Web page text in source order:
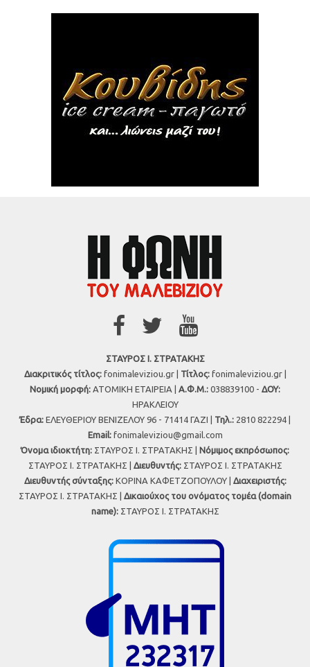
ΣΤΑΥΡΟΣ Ι. ΣΤΡΑΤΑΚΗΣ
Διακριτικός τίτλος:fonimaleviziou.gr | Τίτλος:fonimaleviziou.gr |
Νομική μορφή: ΑΤΟΜΙΚΗ ΕΤΑΙΡΕΙΑ | Α.Φ.Μ.: 038839100 - ΔΟΥ:
ΗΡΑΚΛΕΙΟΥ
Έδρα: ΕΛΕΥΘΕΡΙΟΥ ΒΕΝΙΖΕΛΟΥ 96 - 71414 ΓΑΖΙ | Τηλ.: 2810 822294 |
Εmail: fonimaleviziou@gmail.com
Όνομα ιδιοκτήτη: ΣΤΑΥΡΟΣ Ι. ΣΤΡΑΤΑΚΗΣ | Νόμιμος εκπρόσωπος:
ΣΤΑΥΡΟΣ Ι. ΣΤΡΑΤΑΚΗΣ | Διευθυντής:ΣΤΑΥΡΟΣ Ι. ΣΤΡΑΤΑΚΗΣ
Διευθυντής σύνταξης:ΚΟΡΙΝΑ ΚΑΦΕΤΖΟΠΟΥΛΟΥ | Διαχειριστής:
ΣΤΑΥΡΟΣ Ι. ΣΤΡΑΤΑΚΗΣ | Δικαιούχος του ονόματος τομέα (domain
name):ΣΤΑΥΡΟΣ Ι. ΣΤΡΑΤΑΚΗΣ